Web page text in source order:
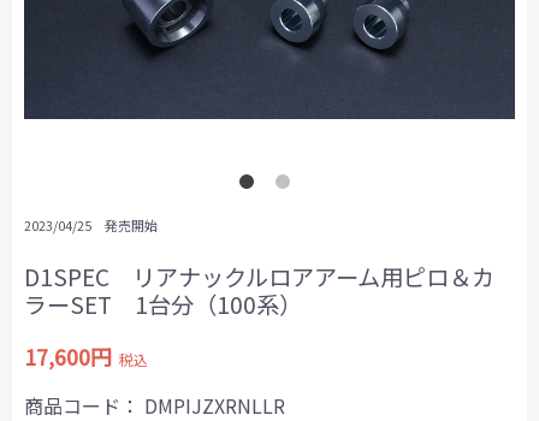
2023/04/25 発売開始
D1SPEC リアナックルロアアーム用ピロ＆カ
ラーSET 1台分（100系）
17,600円 税込
商品コード： DMPIJZXRNLLR